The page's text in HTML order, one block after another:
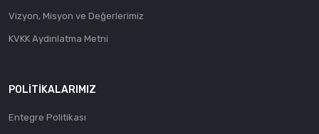
Vizyon, Misyon ve Değerlerimiz
KVKK Aydınlatma Metni
POLITIKALARIMIZ
Entegre Politikası